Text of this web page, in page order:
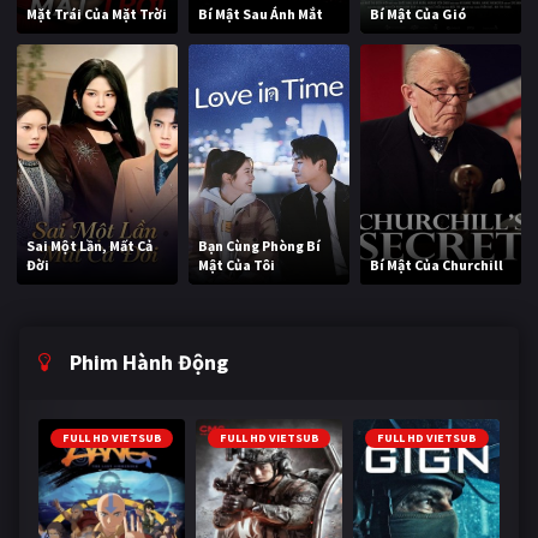
Mặt Trái Của Mặt Trời Bí Mật Sau Ánh Mắt Bí Mật Của Gió
Sai Một Lần, Mất Cả
Đời
Bạn Cùng Phòng Bí
Mật Của Tôi
Bí Mật Của Churchill
Phim Hành Động
FULL HD VIETSUB FULL HD VIETSUB FULL HD VIETSUB